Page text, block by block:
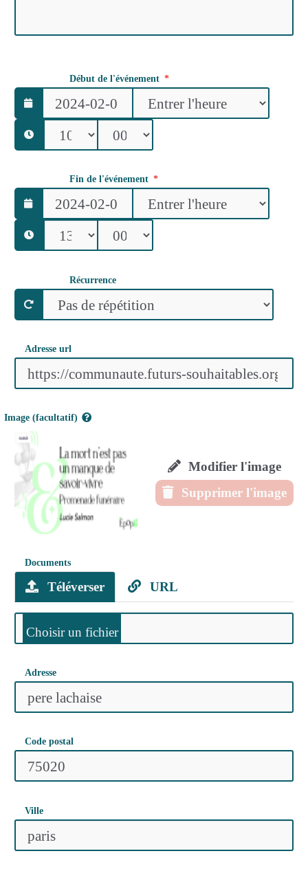
Début de l'événement
Fin de l'événement
Récurrence
Adresse url
Image (facultatif)
Modifier l'image
Supprimer l'image
Documents
Téléverser URL
Adresse
Code postal
Ville